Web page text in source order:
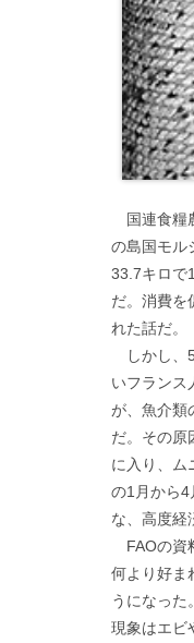
国連食糧
の島国モル
33.7キロで
だ。消費を
れた話だ。
しかし、
いフランス
が、魚介類
だ。その原
に入り、ム
の1月から4
な、高度経
FAOの資
何より好ま
うになった
現象はエビ